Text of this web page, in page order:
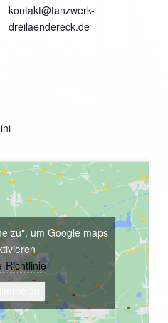
kontakt@tanzwerk-
dreilaendereck.de
zu", um Google maps
Richtlinie